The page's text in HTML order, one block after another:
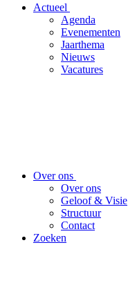
Actueel
Agenda
Evenementen
Jaarthema
Nieuws
Vacatures
Over ons
Over ons
Geloof & Visie
Structuur
Contact
Zoeken